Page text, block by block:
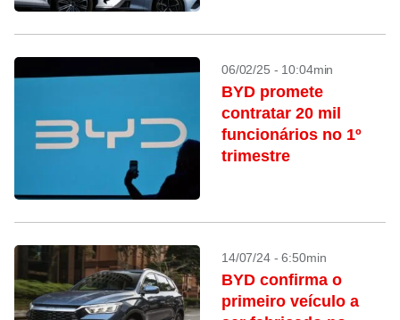
06/02/25 - 10:04min
BYD promete
contratar 20 mil
funcionários no 1º
trimestre
14/07/24 - 6:50min
BYD confirma o
primeiro veículo a